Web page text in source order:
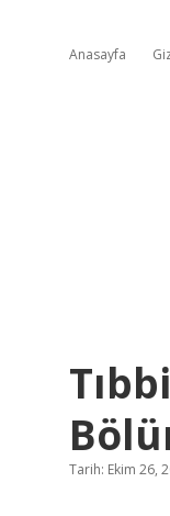
Anasayfa
Tarih: Ekim 26,